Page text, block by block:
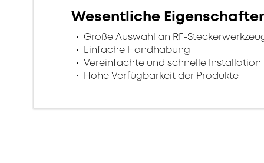
Wesentliche
Große Auswahl an RF-
Einfache Handhabung
Vereinfachte und schnelle Installation
Hohe Verfügbarkeit der Produkte